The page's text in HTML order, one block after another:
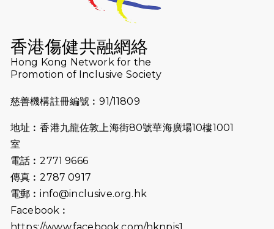
猛龍長跑隊恆常練習 - 7月16日
2026-07-10
【猛龍戈壁118公里分享暨香港傷健共
融網絡15周年晚宴】
2026-07-09
猛龍長跑隊恆常練習 - 7月9日（19:00
2026-07-02
2026-06-25
（19:00開始）
2026-06-18
猛龍長跑隊恆常練習 - 6月18日
香港傷健共融網絡
Hong Kong Network for the
Promotion of Inclusive Society
慈善機構註冊編號︰91/11809
地址︰香港九龍佐敦上海街80號華海廣場10樓1001
室
電話︰2771 9666
傳真︰2787 0917
電郵︰info@inclusive.org.hk
Facebook︰